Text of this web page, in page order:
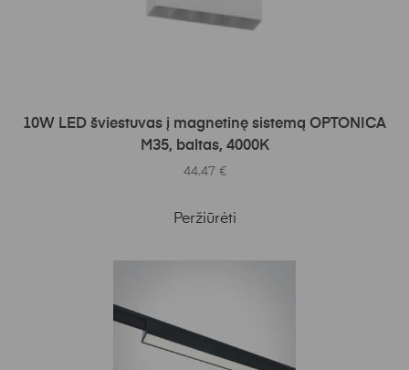
Į KREPŠELĮ
10W LED šviestuvas į magnetinę sistemą OPTONICA
M35, baltas, 4000K
44.47 €
Peržiūrėti